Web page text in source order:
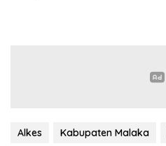
Alkes Kabupaten Malaka